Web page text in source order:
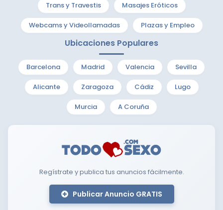
Trans y Travestis Masajes Eróticos
Webcams y Videollamadas Plazas y Empleo
Ubicaciones Populares
Barcelona Madrid Valencia Sevilla
Alicante Zaragoza Cádiz Lugo
Murcia A Coruña
Regístrate y publica tus anuncios fácilmente.
Publicar Anuncio GRATIS